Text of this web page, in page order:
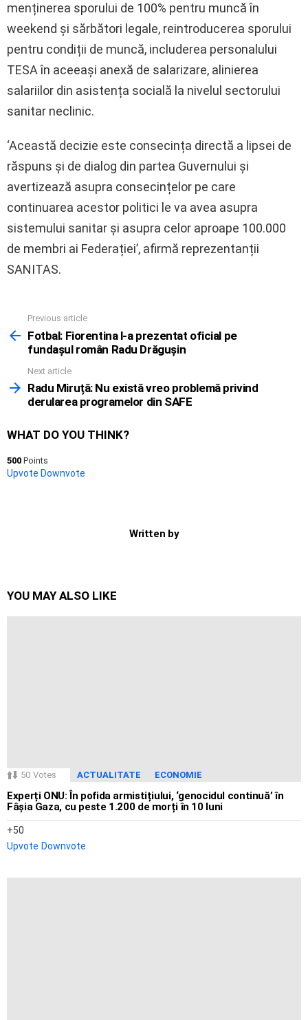
menținerea sporului de 100% pentru muncă în
weekend și sărbători legale, reintroducerea sporului
pentru condiții de muncă, includerea personalului
TESA în aceeași anexă de salarizare, alinierea
salariilor din asistența socială la nivelul sectorului
sanitar neclinic.
‘Această decizie este consecința directă a lipsei de
răspuns și de dialog din partea Guvernului și
avertizează asupra consecințelor pe care
continuarea acestor politici le va avea asupra
sistemului sanitar și asupra celor aproape 100.000
de membri ai Federației’, afirmă reprezentanții
SANITAS.
more
Previous article
Fotbal: Fiorentina l-a prezentat oficial pe
fundașul român Radu Drăgușin
Next article
Radu Miruță: Nu există vreo problemă privind
derularea programelor din SAFE
WHAT DO YOU THINK?
500 Points
Upvote Downvote
Written by
YOU MAY ALSO LIKE
50 Votes ACTUALITATE ECONOMIE
Experți ONU: În pofida armistițiului, ‘genocidul continuă’ în
Fâșia Gaza, cu peste 1.200 de morți în 10 luni
50
Upvote Downvote